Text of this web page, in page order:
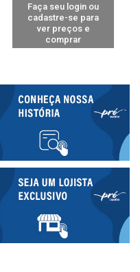
Faça seu login ou
cadastre-se para
ver preços e
comprar